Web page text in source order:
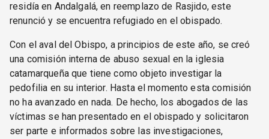
residía en Andalgalá, en reemplazo de Rasjido, este
renunció y se encuentra refugiado en el obispado.
Con el aval del Obispo, a principios de este año, se creó
una comisión interna de abuso sexual en la iglesia
catamarqueña que tiene como objeto investigar la
pedofilia en su interior. Hasta el momento esta comisión
no ha avanzado en nada. De hecho, los abogados de las
víctimas se han presentado en el obispado y solicitaron
ser parte e informados sobre las investigaciones,